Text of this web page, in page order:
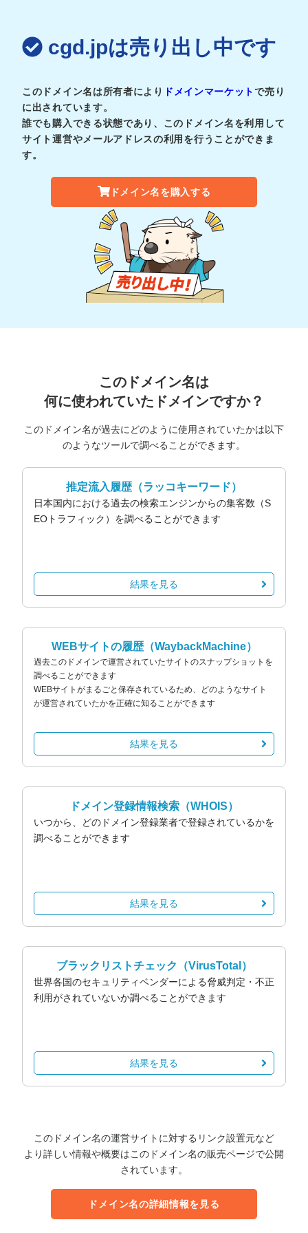
cgd.jpは売り出し中です
このドメイン名は所有者により ドメインマーケットで売り
に出されています。
誰でも購入できる状態であり、このドメイン名を利用して
サイト運営やメールアドレスの利用を行うことができま
す。
ドメイン名を購入する
このドメイン名は
何に使われていたドメインですか？
このドメイン名が過去にどのように使用されていたかは以下
のようなツールで調べることができます。
推定流入履歴（ラッコキーワード）
日本国内における過去の検索エンジンからの集客数（S
EOトラフィック）を調べることができます
結果を見る
WEBサイトの履歴（WaybackMachine）
過去このドメインで運営されていたサイトのスナップショットを
調べることができます
WEBサイトがまるごと保存されているため、どのようなサイト
が運営されていたかを正確に知ることができます
結果を見る
ドメイン登録情報検索 （WHOIS）
いつから、どのドメイン登録業者で登録されているかを
調べることができます
結果を見る
ブラックリストチェック （VirusTotal）
世界各国のセキュリティベンダーによる脅威判定・不正
利用がされていないか調べることができます
結果を見る
このドメイン名の運営サイトに対するリンク設置元など
より詳しい情報や概要はこのドメイン名の販売ページで公開
されています。
ドメイン名の詳細情報を見る